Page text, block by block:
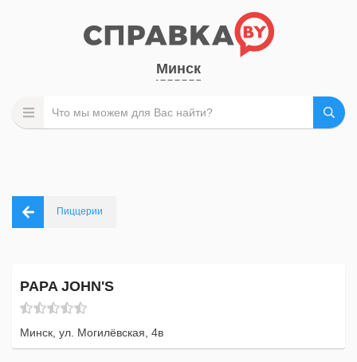
Минск
Пиццерии
PAPA JOHN'S
Минск, ул. Могилёвская, 4в